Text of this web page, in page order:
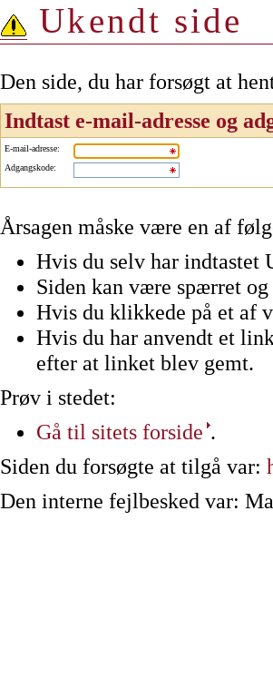
Ukendt side
Den side, du har forsøgt at
Indtast e-mail-adresse og
E-mail-adresse:
Adgangskode:
Årsagen måske være en af
Hvis du selv har indtastet
Siden kan være spærret
Hvis du klikkede på et af
Hvis du har anvendt et
efter at linket blev gemt.
Prøv i stedet:
Gå til sitets forside .
Siden du forsøgte at tilgå var:
Den interne fejlbesked var: